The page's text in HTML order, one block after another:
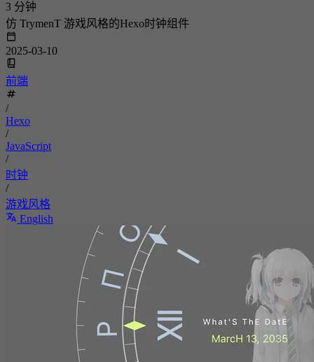
3 分钟
仿 TrymenT 游戏风格的Hexo时钟组件
2025-03-10
前端
/
Hexo
/
JavaScript
/
时钟
/
游戏风格
English